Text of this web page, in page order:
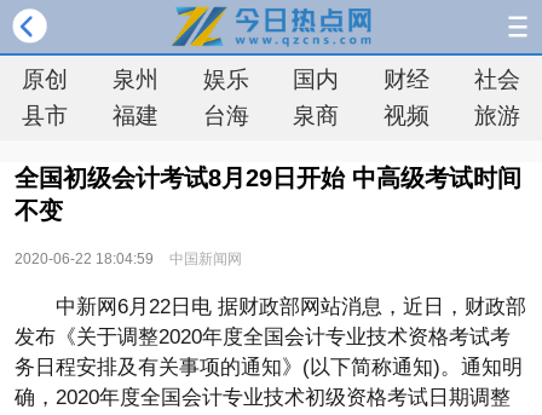
原创 泉州 娱乐 国内 财经
社会
县市
福建 台海 泉商 视频 旅游
全国初级会计考试8月29日开始 中高级考试时间
不变
2020-06-22 18:04:59 中国新闻网
中新网6月22日电 据财政部网站消息，近日，财政部
发布《关于调整2020年度全国会计专业技术资格考试考
务日程安排及有关事项的通知》(以下简称通知)。通知明
确，2020年度全国会计专业技术初级资格考试日期调整